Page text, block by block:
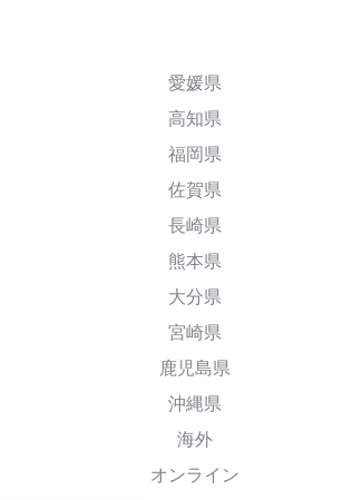
愛媛県
高知県
福岡県
佐賀県
長崎県
熊本県
大分県
宮崎県
鹿児島県
沖縄県
海外
オンライン